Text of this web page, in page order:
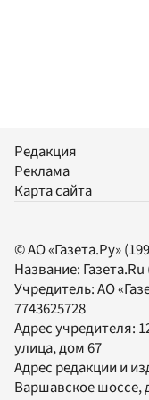
Редакция
Реклама
Карта сайта
© АО «Газета.Ру»
Название: Газета.Ru
Учредитель:АО
7743625728
Адрес учредителя:
улица, дом 67
Адрес редакции и
Варшавское шоссе,